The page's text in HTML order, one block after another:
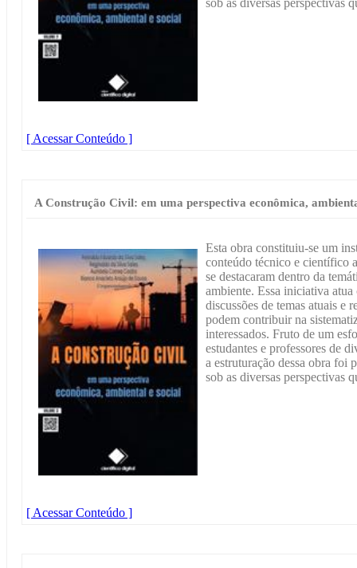
[ Acessar Conteúdo ]
A Construção Civil: em uma perspectiva econômica,
Esta obra constituiu-se um
conteúdo técnico e científico
se destacaram dentro da
ambiente. Essa iniciativa
discussões de temas atuais e
podem contribuir na
interessados. Fruto de um
estudantes e professores de
a estruturação dessa obra foi
sob as diversas perspectivas
[ Acessar Conteúdo ]